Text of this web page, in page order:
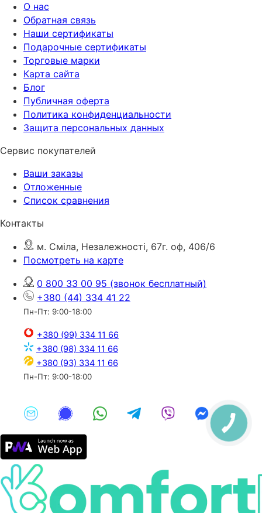
О нас
Обратная связь
Наши сертификаты
Подарочные сертификаты
Торговые марки
Карта сайта
Блог
Публичная оферта
Политика конфиденциальности
Защита персональных данных
Сервис покупателей
Ваши заказы
Отложенные
Список сравнения
Контакты
м. Сміла, Незалежності, 67г. оф, 406/6
Посмотреть на карте
0 800 33 00 95 (звонок бесплатный)
+380 (44) 334 41 22
Пн-Пт: 9:00-18:00
+380 (99) 334 11 66
+380 (98) 334 11 66
+380 (93) 334 11 66
Пн-Пт: 9:00-18:00